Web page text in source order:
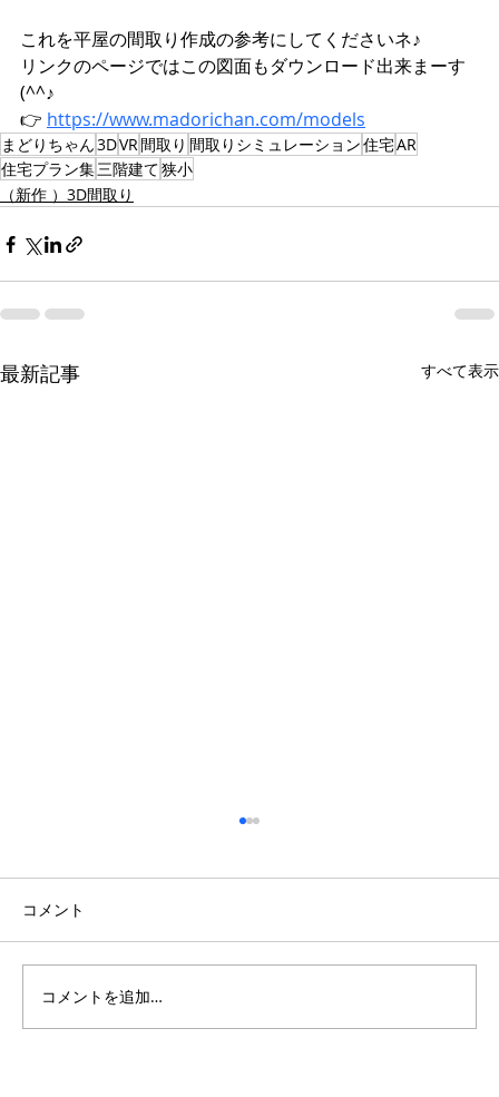
これを平屋の間取り作成の参考にしてくださいネ♪
リンクのページではこの図面もダウンロード出来まーす
(^^♪
👉 https://www.madorichan.com/models
まどりちゃん3DVR間取り 間取りシミュレーション住宅AR
住宅プラン集三階建て狭小
（新作 ）3D間取り
最新記事 すべて表示
コメント
コメントを追加…